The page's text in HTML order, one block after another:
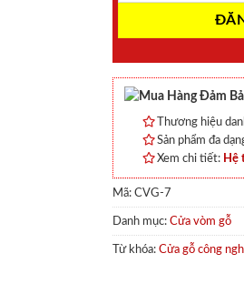
Thương hiệu
Sản phẩm đa
Xem chi tiết: Hệ
Mã: CVG-7
Danh mục: Cửa vòm gỗ
Từ khóa: Cửa gỗ công